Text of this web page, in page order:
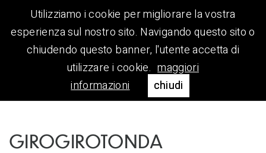
Utilizziamo i cookie per migliorare la vostra
esperienza sul nostro sito. Navigando questo sito o
chiudendo questo banner, l'utente accetta di
utilizzare i cookie. maggiori
informazioni
chiudi
GIROGIROTONDA